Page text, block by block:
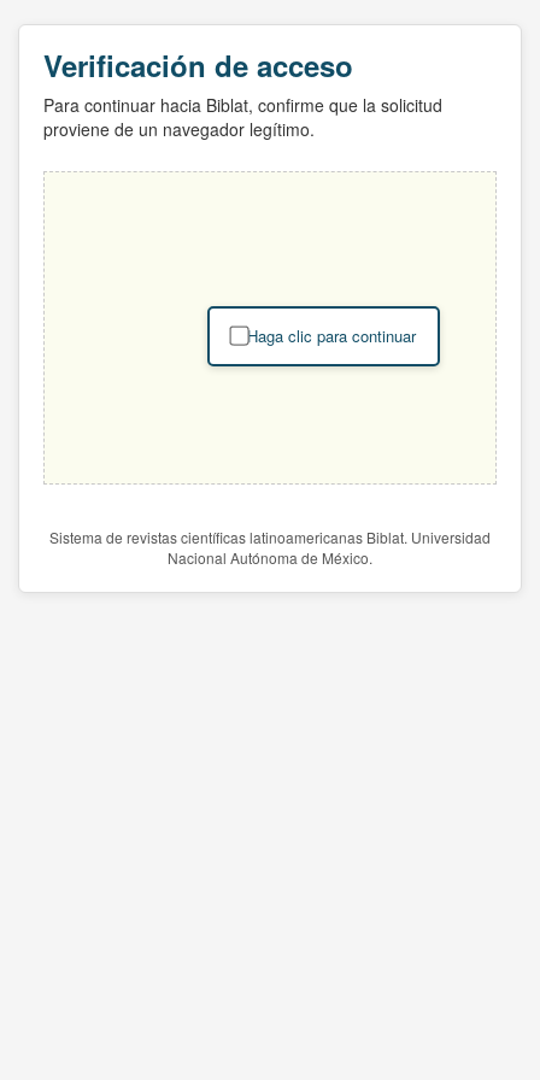
Verificación de acceso
Para continuar hacia Biblat, confirme que la solicitud
proviene de un navegador legítimo.
Haga clic para continuar
Sistema de revistas científicas latinoamericanas Biblat. Universidad
Nacional Autónoma de México.